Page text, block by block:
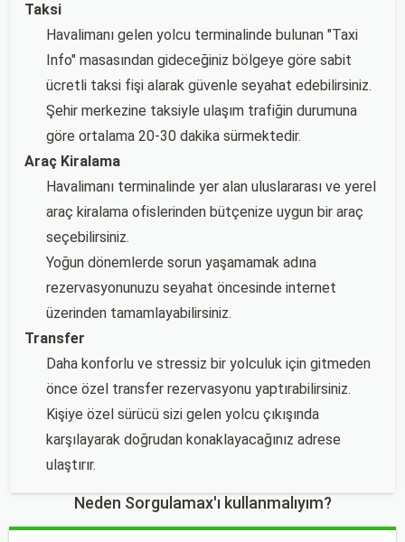
Taksi
Havalimanı gelen yolcu terminalinde bulunan "Taxi
Info" masasından gideceğiniz bölgeye göre sabit
ücretli taksi fişi alarak güvenle seyahat edebilirsiniz.
Şehir merkezine taksiyle ulaşım trafiğin durumuna
göre ortalama 20-30 dakika sürmektedir.
Araç Kiralama
Havalimanı terminalinde yer alan uluslararası ve yerel
araç kiralama ofislerinden bütçenize uygun bir araç
seçebilirsiniz.
Yoğun dönemlerde sorun yaşamamak adına
rezervasyonunuzu seyahat öncesinde internet
üzerinden tamamlayabilirsiniz.
Transfer
Daha konforlu ve stressiz bir yolculuk için gitmeden
önce özel transfer rezervasyonu yaptırabilirsiniz.
Kişiye özel sürücü sizi gelen yolcu çıkışında
karşılayarak doğrudan konaklayacağınız adrese
ulaştırır.
Neden Sorgulamax'ı kullanmalıyım?